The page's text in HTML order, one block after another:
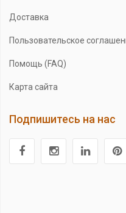
Доставка
Пользовательское
Помощь (FAQ)
Карта сайта
Подпишитесь на нас